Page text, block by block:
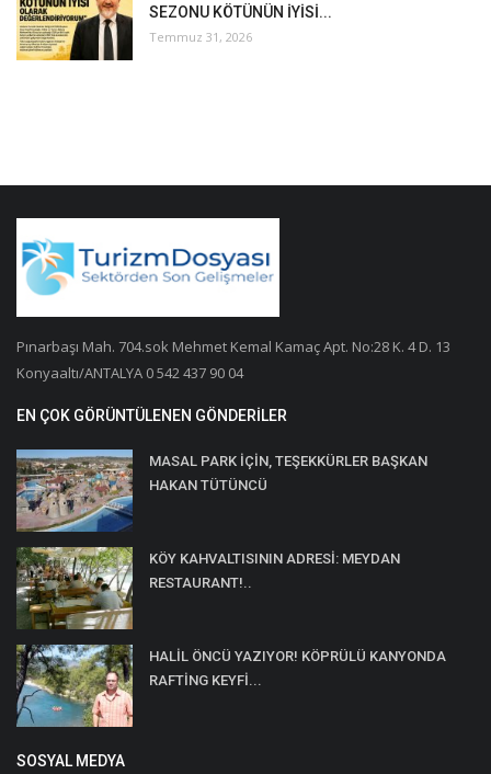
SEZONU KÖTÜNÜN İYİSİ...
Temmuz 31, 2026
Pınarbaşı Mah. 704.sok Mehmet Kemal Kamaç Apt. No:28 K. 4 D. 13
Konyaaltı/ANTALYA 0 542 437 90 04
EN ÇOK GÖRÜNTÜLENEN GÖNDERILER
MASAL PARK İÇİN, TEŞEKKÜRLER BAŞKAN
HAKAN TÜTÜNCÜ
KÖY KAHVALTISININ ADRESİ: MEYDAN
RESTAURANT!..
HALİL ÖNCÜ YAZIYOR! KÖPRÜLÜ KANYONDA
RAFTİNG KEYFİ...
SOSYAL MEDYA